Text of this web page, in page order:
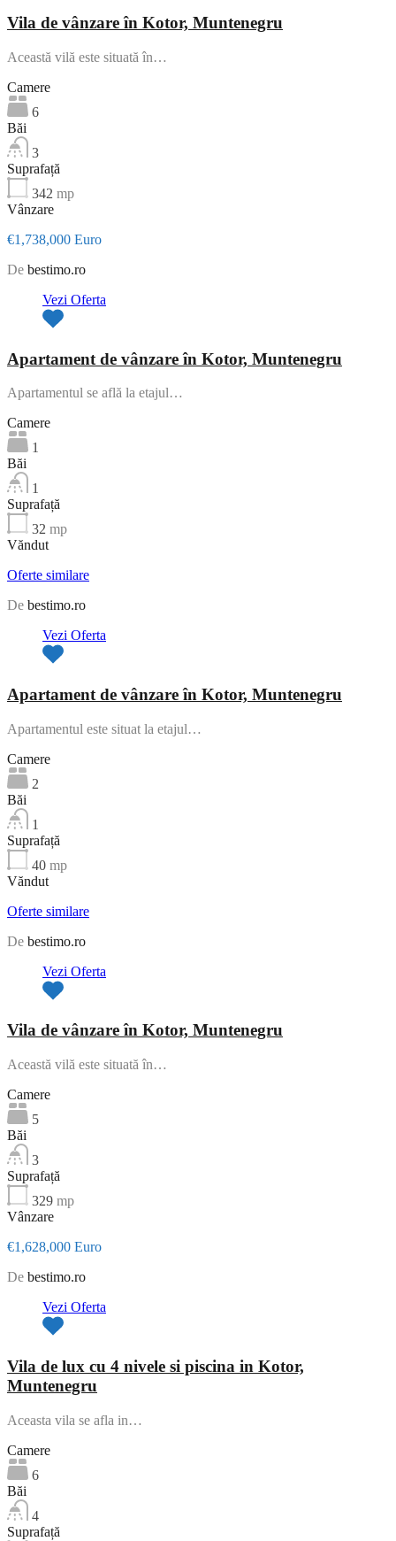
Vila de vânzare în Kotor, Muntenegru
Această vilă este situată în…
Camere
6
Băi
3
Suprafață
342 mp
Vânzare
€1,738,000 Euro
De bestimo.ro
Vezi Oferta
Apartament de vânzare în Kotor, Muntenegru
Apartamentul se află la etajul…
Camere
1
Băi
1
Suprafață
32 mp
Văndut
Oferte similare
De bestimo.ro
Vezi Oferta
Apartament de vânzare în Kotor, Muntenegru
Apartamentul este situat la etajul…
Camere
2
Băi
1
Suprafață
40 mp
Văndut
Oferte similare
De bestimo.ro
Vezi Oferta
Vila de vânzare în Kotor, Muntenegru
Această vilă este situată în…
Camere
5
Băi
3
Suprafață
329 mp
Vânzare
€1,628,000 Euro
De bestimo.ro
Vezi Oferta
Vila de lux cu 4 nivele si piscina in Kotor,
Muntenegru
Aceasta vila se afla in…
Camere
6
Băi
4
Suprafață